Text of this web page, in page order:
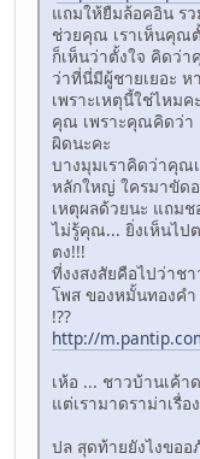
แถมให้ยืมล้อคอิน รว
ช่วยคุณ เราเห็นคุณตั้
ก็เห็นว่าตั้งใจ คิดว่า
ว่าที่นี่มีผู้ชายเยอะ
เพราะเหตุนี้ใช่ไหม
คุณ เพราะคุณคิดว่า
ผิดนะคะ
บางมุมเราคิดว่าคุณ
หลักใหญ่ ใครมาขัดอ
เหตุผลด้วยนะ แถม
ไม่รู้คุณ... ยิ่งเห็นไป
ตง!!!
ที่งงสงสัยคือไปว่าช
โพส ของหมั้นทองค
!??
http://
เห้อ ... ชาวบ้านเค้า
แต่เรามาดราม่าเรื่อ
ปล สุดท้ายยังไงขออ